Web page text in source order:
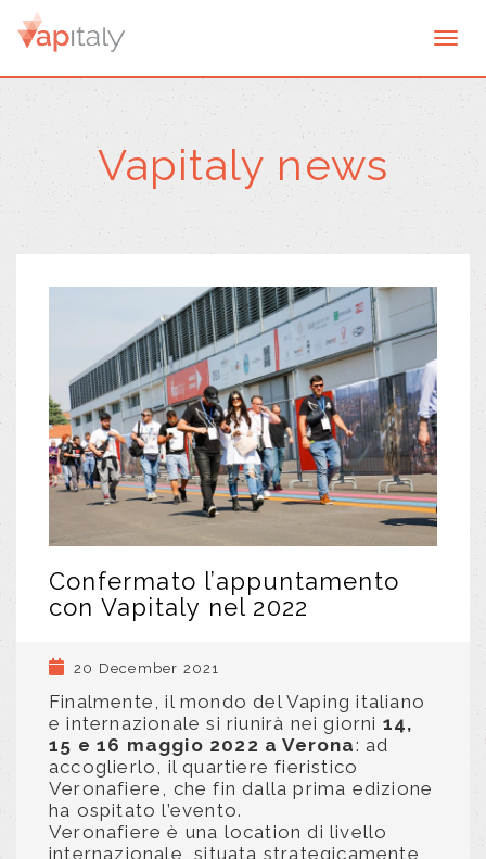
Vapitaly news
Confermato l’appuntamento
con Vapitaly nel 2022
20 December 2021
Finalmente, il mondo del Vaping italiano
e internazionale si riunirà nei giorni 14,
15 e 16 maggio 2022 a Verona: ad
accoglierlo, il quartiere fieristico
Veronafiere, che fin dalla prima edizione
ha ospitato l’evento.
Veronafiere è una location di livello
internazionale, situata strategicamente